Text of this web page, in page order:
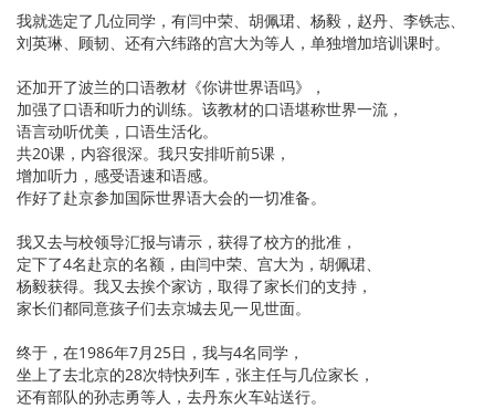
我就选定了几位同学，有闫中荣、胡佩珺、杨毅，赵丹、李铁志、
刘英琳、顾韧、还有六纬路的宫大为等人，单独增加培训课时。
还加开了波兰的口语教材《你讲世界语吗》，
加强了口语和听力的训练。该教材的口语堪称世界一流，
语言动听优美，口语生活化。
共20课，内容很深。我只安排听前5课，
增加听力，感受语速和语感。
作好了赴京参加国际世界语大会的一切准备。
我又去与校领导汇报与请示，获得了校方的批准，
定下了4名赴京的名额，由闫中荣、宫大为，胡佩珺、
杨毅获得。我又去挨个家访，取得了家长们的支持，
家长们都同意孩子们去京城去见一见世面。
终于，在1986年7月25日，我与4名同学，
坐上了去北京的28次特快列车，张主任与几位家长，
还有部队的孙志勇等人，去丹东火车站送行。